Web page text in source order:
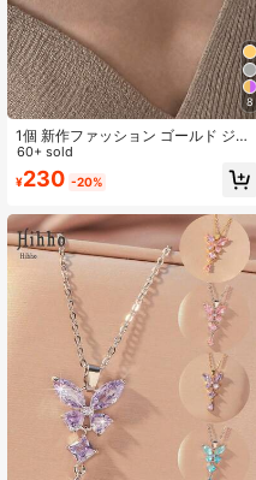
8
1個 新作ファッション ゴールド ジル
コニア フローラル チェーンネックレ
ス ジュエリー
60+ sold
¥230 -20%